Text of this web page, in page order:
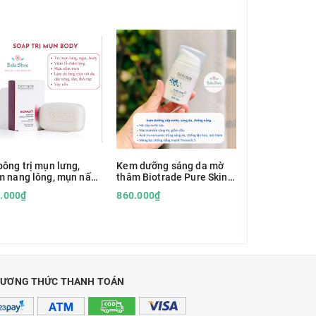
trị mụn lưng,
nang lông, mụn nấm
with Lactic and BHA
Kem dưỡng sáng da mờ
thâm Biotrade Pure Skin
SPF50
860.000₫
THỨC THANH TOÁN